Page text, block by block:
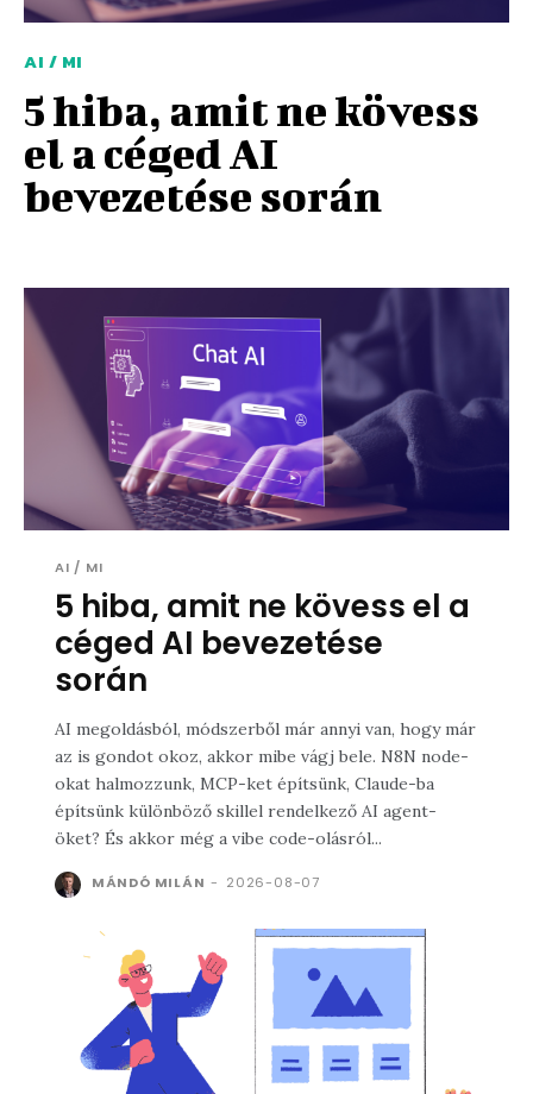
AI / MI
5 hiba, amit ne kövess
el a céged AI
bevezetése során
AI / MI
5 hiba, amit ne kövess el a
céged AI bevezetése
során
AI megoldásból, módszerből már annyi van, hogy már
az is gondot okoz, akkor mibe vágj bele. N8N node-
okat halmozzunk, MCP-ket építsünk, Claude-ba
építsünk különböző skillel rendelkező AI agent-
öket? És akkor még a vibe code-olásról...
MÁNDÓ MILÁN - 2026-08-07